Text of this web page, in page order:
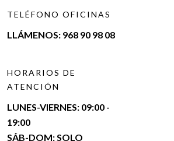
TELÉFONO OFICINAS
LLÁMENOS: 968 90 98 08
HORARIOS DE
ATENCIÓN
LUNES-VIERNES: 09:00 -
19:00
SÁB-DOM: SOLO